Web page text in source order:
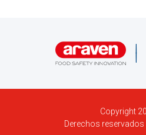
Copyright
Derechos reservados